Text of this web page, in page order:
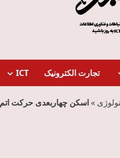
تجارت الکترونیک ICT
»اسکن چهاربعدی حرکت